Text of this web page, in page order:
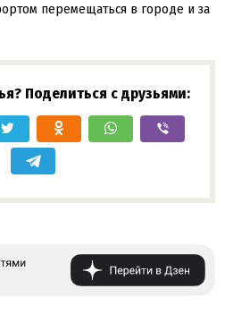
перемещаться в городе и за
Поделиться с друзьями: